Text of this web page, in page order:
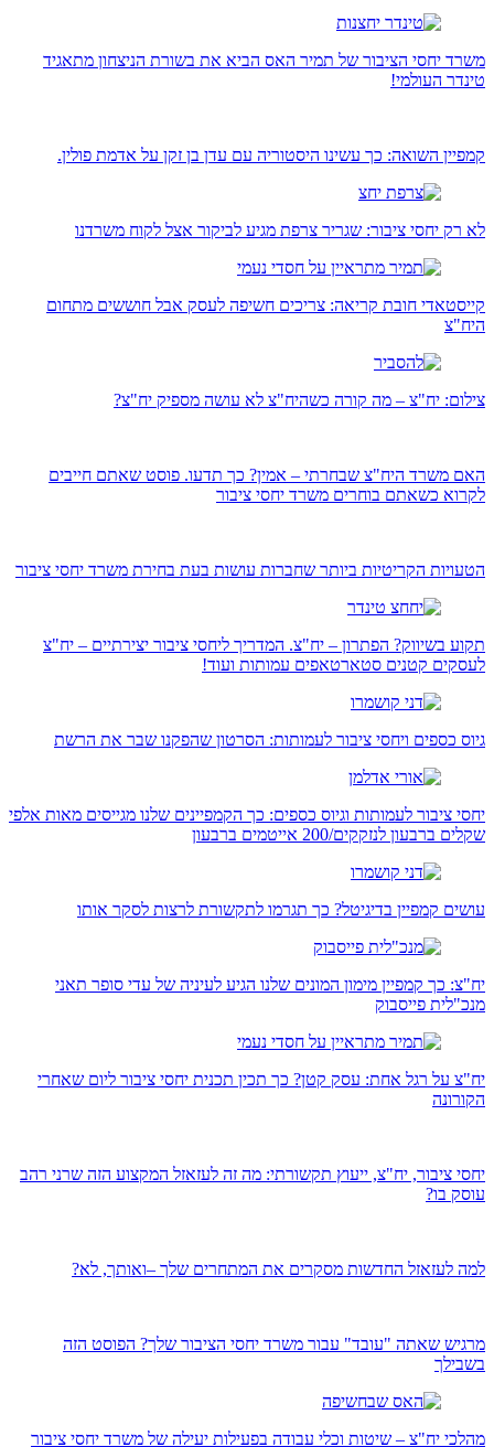
משרד יחסי הציבור של תמיר האס הביא את בשורת הניצחון מתאגיד
טינדר העולמי!
קמפיין השואה: כך עשינו היסטוריה עם עדן בן זקן על אדמת פולין.
לא רק יחסי ציבור: שגריר צרפת מגיע לביקור אצל לקוח משרדנו
קייסטאדי חובת קריאה: צריכים חשיפה לעסק אבל חוששים מתחום
היח"צ
צילום: יח"צ – מה קורה כשהיח"צ לא עושה מספיק יח"צ?
האם משרד היח"צ שבחרתי – אמין? כך תדעו. פוסט שאתם חייבים
לקרוא כשאתם בוחרים משרד יחסי ציבור
הטעויות הקריטיות ביותר שחברות עושות בעת בחירת משרד יחסי ציבור
תקוע בשיווק? הפתרון – יח"צ. המדריך ליחסי ציבור יצירתיים – יח"צ
לעסקים קטנים סטארטאפים עמותות ועוד!
גיוס כספים ויחסי ציבור לעמותות: הסרטון שהפקנו שבר את הרשת
יחסי ציבור לעמותות וגיוס כספים: כך הקמפיינים שלנו מגייסים מאות אלפי
שקלים ברבעון לנזקקים/200 אייטמים ברבעון
עושים קמפיין בדיגיטל? כך תגרמו לתקשורת לרצות לסקר אותו
יח"צ: כך קמפיין מימון המונים שלנו הגיע לעיניה של עדי סופר תאני
מנכ"לית פייסבוק
יח"צ על רגל אחת: עסק קטן? כך תכין תכנית יחסי ציבור ליום שאחרי
הקורונה
יחסי ציבור, יח"צ, ייעוץ תקשורתי: מה זה לעזאזל המקצוע הזה שרני רהב
עוסק בו?
למה לעזאזל החדשות מסקרים את המתחרים שלך –ואותך, לא?
מרגיש שאתה "עובד" עבור משרד יחסי הציבור שלך? הפוסט הזה
בשבילך
מהלכי יח"צ – שיטות וכלי עבודה בפעילות יעילה של משרד יחסי ציבור